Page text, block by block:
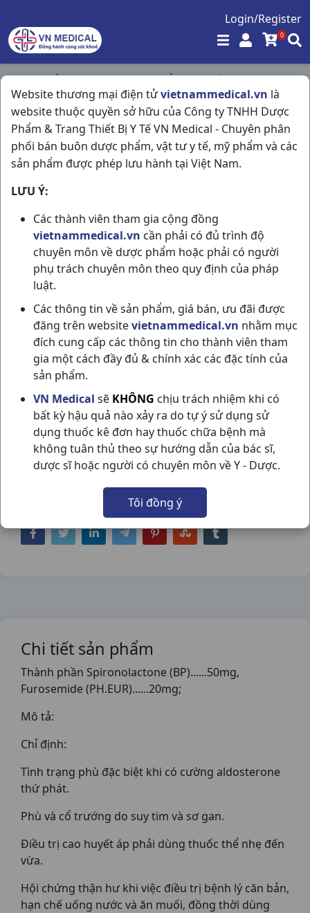
Login/Register
0
Website thương mại điện tửvietnammedical.vn là
website thuộc quyền sở hữu của Công ty TNHH Dược
Phẩm & Trang Thiết Bị Y Tế VN Medical - Chuyên phân
phối bán buôn dược phẩm, vật tư y tế, mỹ phẩm và các
sản phẩm được phép lưu hành tại Việt Nam.
LƯU Ý:
Các thành viên tham gia cộng đồng
vietnammedical.vn cần phải có đủ trình độ
chuyên môn về dược phẩm hoặc phải có người
phụ trách chuyên môn theo quy định của pháp
luật.
Các thông tin về sản phẩm, giá bán, ưu đãi được
đăng trên websitevietnammedical.vn nhằm mục
đích cung cấp các thông tin cho thành viên tham
gia một cách đầy đủ & chính xác các đặc tính của
sản phẩm.
VN Medical sẽ KHÔNG chịu trách nhiệm khi có
bất kỳ hậu quả nào xảy ra do tự ý sử dụng sử
dụng thuốc kê đơn hay thuốc chữa bệnh mà
không tuân thủ theo sự hướng dẫn của bác sĩ,
dược sĩ hoặc người có chuyên môn về Y - Dược.
Tôi đồng ý
Trang chủ / Tim Mạch - Lợi Tiểu- Nội Tiết /
Spiromide 50mg/20mg H20vn Pakistan
SPIROMIDE 50MG/20MG H20VN
PAKISTAN
NSX:Pakistan
Nhóm hàng:
Tim Mạch - Lợi Tiểu- Nội Tiết,
Chia sẻ qua mạng xã hội:
Chi tiết sản phẩm
Thành phần Spironolactone (BP)......50mg,
Furosemide (PH.EUR)......20mg;
Mô tả:
Chỉ định:
Tình trạng phù đặc biệt khi có cường aldosterone
thứ phát.
Phù và cổ trướng do suy tim và sơ gan.
Điều trị cao huyết áp phải dùng thuốc thể nhẹ đến
vừa.
Hội chứng thận hư khi việc điều trị bệnh lý căn bản,
hạn chế uống nước và ăn muối, đồng thời dùng